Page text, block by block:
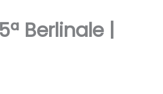
Berlinale |